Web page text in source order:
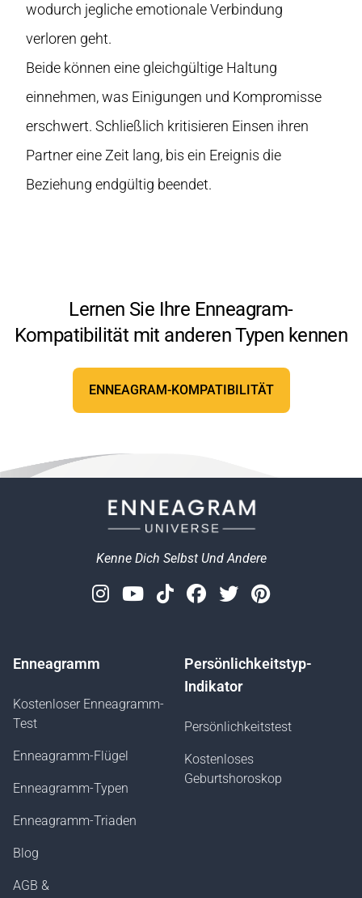
wodurch jegliche emotionale Verbindung
verloren geht.
Beide können eine gleichgültige Haltung
einnehmen, was Einigungen und Kompromisse
erschwert. Schließlich kritisieren Einsen ihren
Partner eine Zeit lang, bis ein Ereignis die
Beziehung endgültig beendet.
Lernen Sie Ihre Enneagram-
Kompatibilität mit anderen Typen kennen
ENNEAGRAM-KOMPATIBILITÄT
Kenne Dich Selbst Und Andere
Instagram
Youtube
TiktokFacebook
TwitterPinterest
Enneagramm
Kostenloser Enneagramm-
Test
Enneagramm-Flügel
Enneagramm-Typen
Enneagramm-Triaden
Blog
AGB &
Persönlichkeitstyp-
Indikator
Persönlichkeitstest
Kostenloses
Geburtshoroskop